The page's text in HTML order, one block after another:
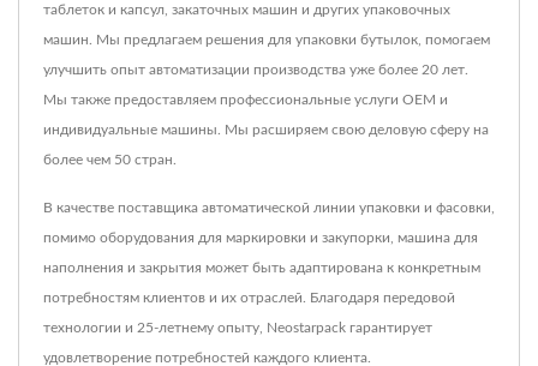
таблеток и капсул, закаточных машин и других упаковочных
машин. Мы предлагаем решения для упаковки бутылок, помогаем
улучшить опыт автоматизации производства уже более 20 лет.
Мы также предоставляем профессиональные услуги OEM и
индивидуальные машины. Мы расширяем свою деловую сферу на
более чем 50 стран.
В качестве поставщика автоматической линии упаковки и фасовки,
помимо оборудования для маркировки и закупорки, машина для
наполнения и закрытия может быть адаптирована к конкретным
потребностям клиентов и их отраслей. Благодаря передовой
технологии и 25-летнему опыту, Neostarpack гарантирует
удовлетворение потребностей каждого клиента.